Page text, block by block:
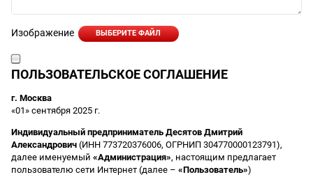
Изображение ВЫБЕРИТЕ ФАЙЛ
ПОЛЬЗОВАТЕЛЬСКОЕ СОГЛАШЕНИЕ
г. Москва
«01» сентября 2025 г.
Индивидуальный предприниматель Десятов Дмитрий
Александрович (ИНН 773720376006, ОГРНИП 304770000123791),
далее именуемый «Администрация», настоящим предлагает
пользователю сети Интернет (далее – «Пользователь»)